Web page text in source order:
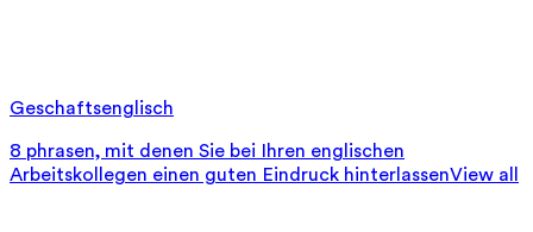
Geschaftsenglisch
8 phrasen, mit denen Sie bei Ihren englischen
Arbeitskollegen einen guten Eindruck hinterlassenView all